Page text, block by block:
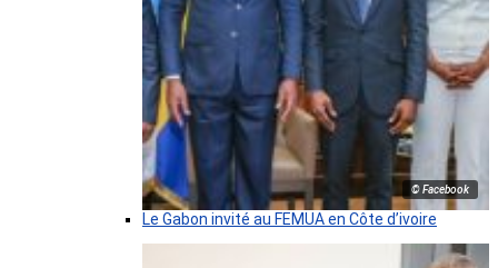
© Facebook
Le Gabon invité au FEMUA en Côte d’ivoire